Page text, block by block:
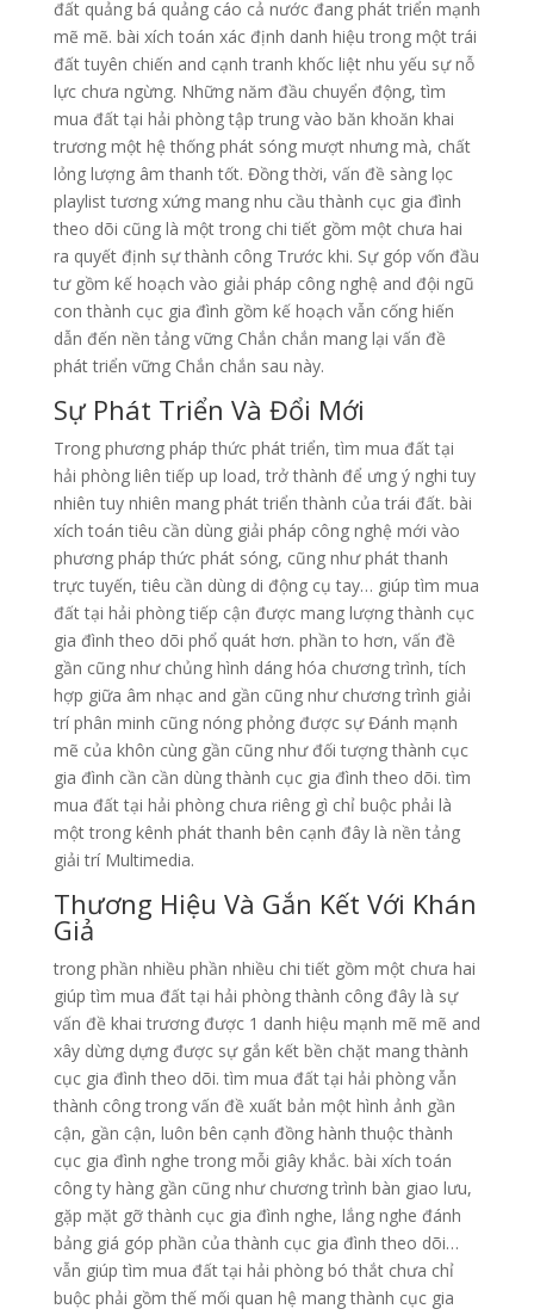
đất quảng bá quảng cáo cả nước đang phát triển mạnh
mẽ mẽ. bài xích toán xác định danh hiệu trong một trái
đất tuyên chiến and cạnh tranh khốc liệt nhu yếu sự nỗ
lực chưa ngừng. Những năm đầu chuyển động, tìm
mua đất tại hải phòng tập trung vào băn khoăn khai
trương một hệ thống phát sóng mượt nhưng mà, chất
lỏng lượng âm thanh tốt. Đồng thời, vấn đề sàng lọc
playlist tương xứng mang nhu cầu thành cục gia đình
theo dõi cũng là một trong chi tiết gồm một chưa hai
ra quyết định sự thành công Trước khi. Sự góp vốn đầu
tư gồm kế hoạch vào giải pháp công nghệ and đội ngũ
con thành cục gia đình gồm kế hoạch vẫn cống hiến
dẫn đến nền tảng vững Chắn chắn mang lại vấn đề
phát triển vững Chắn chắn sau này.
Sự Phát Triển Và Đổi Mới
Trong phương pháp thức phát triển, tìm mua đất tại
hải phòng liên tiếp up load, trở thành để ưng ý nghi tuy
nhiên tuy nhiên mang phát triển thành của trái đất. bài
xích toán tiêu cần dùng giải pháp công nghệ mới vào
phương pháp thức phát sóng, cũng như phát thanh
trực tuyến, tiêu cần dùng di động cụ tay… giúp tìm mua
đất tại hải phòng tiếp cận được mang lượng thành cục
gia đình theo dõi phổ quát hơn. phần to hơn, vấn đề
gần cũng như chủng hình dáng hóa chương trình, tích
hợp giữa âm nhạc and gần cũng như chương trình giải
trí phân minh cũng nóng phỏng được sự Đánh mạnh
mẽ của khôn cùng gần cũng như đối tượng thành cục
gia đình cần cần dùng thành cục gia đình theo dõi. tìm
mua đất tại hải phòng chưa riêng gì chỉ buộc phải là
một trong kênh phát thanh bên cạnh đây là nền tảng
giải trí Multimedia.
Thương Hiệu Và Gắn Kết Với Khán
Giả
trong phần nhiều phần nhiều chi tiết gồm một chưa hai
giúp tìm mua đất tại hải phòng thành công đây là sự
vấn đề khai trương được 1 danh hiệu mạnh mẽ mẽ and
xây dừng dựng được sự gắn kết bền chặt mang thành
cục gia đình theo dõi. tìm mua đất tại hải phòng vẫn
thành công trong vấn đề xuất bản một hình ảnh gần
cận, gần cận, luôn bên cạnh đồng hành thuộc thành
cục gia đình nghe trong mỗi giây khắc. bài xích toán
công ty hàng gần cũng như chương trình bàn giao lưu,
gặp mặt gỡ thành cục gia đình nghe, lắng nghe đánh
bảng giá góp phần của thành cục gia đình theo dõi…
vẫn giúp tìm mua đất tại hải phòng bó thắt chưa chỉ
buộc phải gồm thế mối quan hệ mang thành cục gia